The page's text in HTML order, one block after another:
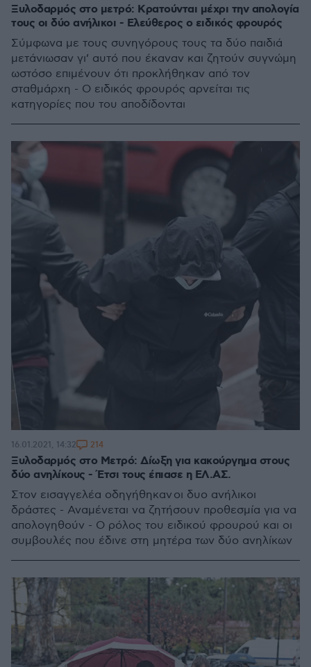
Ξυλοδαρμός στο μετρό: Κρατούνται μέχρι την απολογία
τους οι δύο ανήλικοι - Ελεύθερος ο ειδικός φρουρός
Σύμφωνα με τους συνηγόρους τους τα δύο παιδιά
μετάνιωσαν γι’ αυτό που έκαναν και ζητούν συγνώμη
ωστόσο επιμένουν ότι προκλήθηκαν από τον
σταθμάρχη - Ο ειδικός φρουρός αρνείται τις
κατηγορίες που του αποδίδονται
Ξυλοδαρμός στο Μετρό: Δίωξη για κακούργημα στους
δύο ανηλίκους - Έτσι τους έπιασε η ΕΛ.ΑΣ.
Στον εισαγγελέα οδηγήθηκαν οι δυο ανήλικοι
δράστες - Αναμένεται να ζητήσουν προθεσμία για να
απολογηθούν - Ο ρόλος του ειδικού φρουρού και οι
συμβουλές που έδινε στη μητέρα των δύο ανηλίκων
16.01.2021, 14:32 214